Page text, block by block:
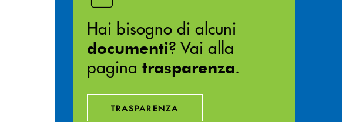
Hai bisogno di alcuni
documenti? Vai alla
pagina trasparenza.
TRASPARENZA